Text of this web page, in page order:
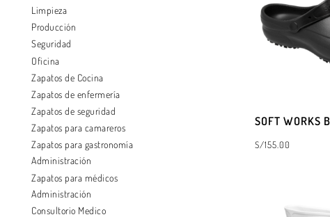
Limpieza
Producción
Seguridad
Oficina
Zapatos de Cocina
Zapatos de enfermería
Zapatos de seguridad
Zapatos para camareros
Zapatos para gastronomía
Administración
Zapatos para médicos
Administración
Consultorio Medico
SOFT WORKS
S/155.00